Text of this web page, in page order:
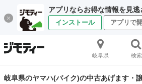
アプリならお得な情報を見逃
インストール アプリで
岐阜県 検索
岐阜県のヤマハ(バイク)の中古あげます・